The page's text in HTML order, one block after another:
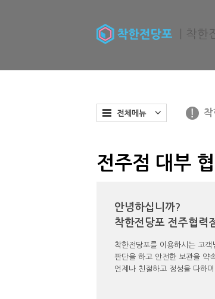
| 착
전주점 대부
안녕하십니까?
착한전당포 전주협력
착한전당포를 이용하시는 고
판단을 하고 안전한 보관을 약
언제나 친절하고 정성을 다하